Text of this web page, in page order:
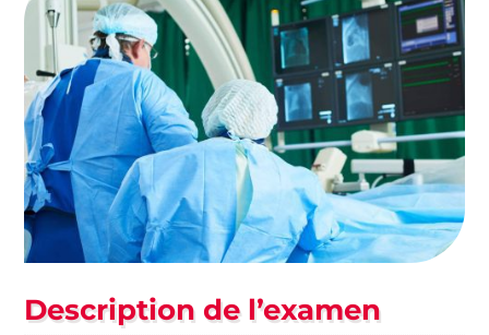
Description de l’examen